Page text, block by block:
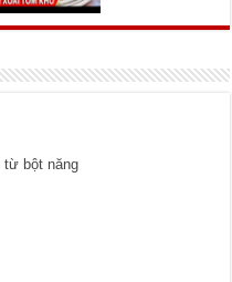
từ bột năng